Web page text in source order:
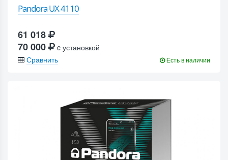
Pandora UX 4110
61 018
70 000
c установкой
Сравнить
Есть в наличии